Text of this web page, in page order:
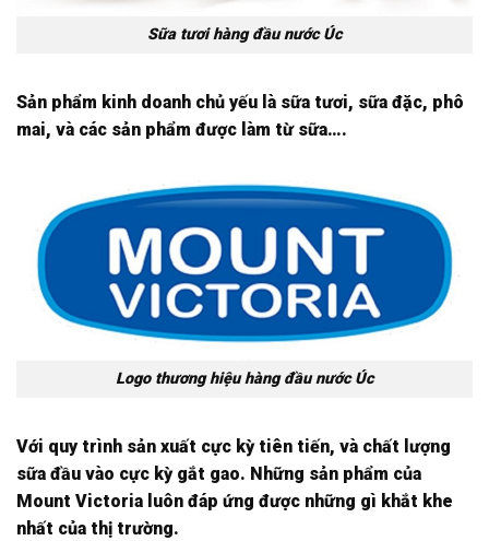
Sữa tươi hàng đầu nước Úc
Sản phẩm kinh doanh chủ yếu là sữa tươi, sữa đặc, phô
mai, và các sản phẩm được làm từ sữa….
Logo thương hiệu hàng đầu nước Úc
Với quy trình sản xuất cực kỳ tiên tiến, và chất lượng
sữa đầu vào cực kỳ gắt gao. Những sản phẩm của
Mount Victoria luôn đáp ứng được những gì khắt khe
nhất của thị trường.